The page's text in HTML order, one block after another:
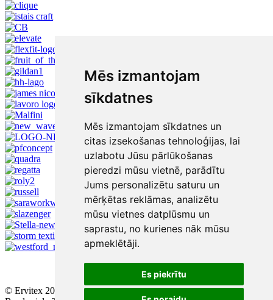
Mēs izmantojam
sīkdatnes
Mēs izmantojam sīkdatnes un
citas izsekošanas tehnoloģijas, lai
uzlabotu Jūsu pārlūkošanas
pieredzi mūsu vietnē, parādītu
Jums personalizētu saturu un
mērķētas reklāmas, analizētu
mūsu vietnes datplūsmu un
saprastu, no kurienes nāk mūsu
apmeklētāji.
Es piekrītu
© Ervitex 2016 - 2026